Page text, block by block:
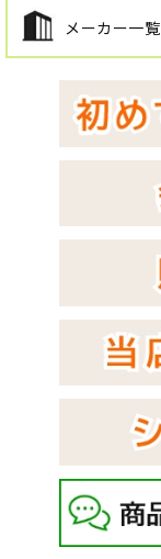
メーカー一覧